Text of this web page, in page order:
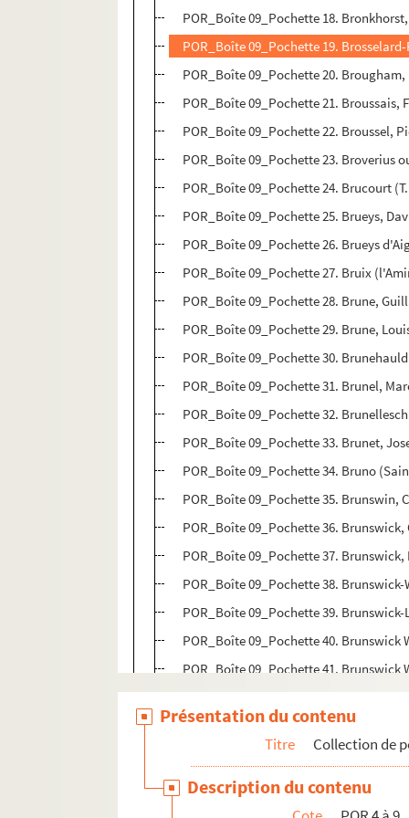
POR_Boîte 09_Pochette 18.
POR_Boîte 09_Pochette 19.
POR_Boîte 09_Pochette 20.
POR_Boîte 09_Pochette 21. Broussais,
POR_Boîte 09_Pochette 22. Broussel,
POR_Boîte 09_Pochette 23. Broverius
POR_Boîte 09_Pochette 24. Brucourt
POR_Boîte 09_Pochette 25. Brueys,
POR_Boîte 09_Pochette 26. Brueys
POR_Boîte 09_Pochette 27. Bruix
POR_Boîte 09_Pochette 28. Brune,
POR_Boîte 09_Pochette 29. Brune,
POR_Boîte 09_Pochette 30. Brunehauld
POR_Boîte 09_Pochette 31. Brunel,
POR_Boîte 09_Pochette 32.
POR_Boîte 09_Pochette 33. Brunet,
POR_Boîte 09_Pochette 34. Bruno
POR_Boîte 09_Pochette 35. Brunswin,
POR_Boîte 09_Pochette 36.
POR_Boîte 09_Pochette 37.
POR_Boîte 09_Pochette 38.
POR_Boîte 09_Pochette 39.
POR_Boîte 09_Pochette 40. Brunswick
POR_Boîte 09_Pochette 41. Brunswick
POR_Boîte 09_Pochette 42. Brutus,
POR_Boîte 09_Pochette 43. Bruxellles,
POR_Boîte 09_Pochette 44. Bruyn,
POR_Boîte 09_Pochette 45. Buat,
POR_Boîte 09_Pochette 46. Bucer,
Présentation du contenu
Titre Collection de
Description du contenu